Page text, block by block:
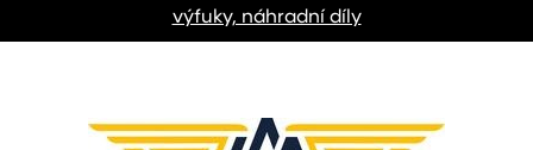
výfuky, náhradní díly